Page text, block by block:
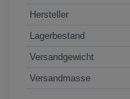
Hersteller
Lagerbestand
Versandgewicht
Versandmasse